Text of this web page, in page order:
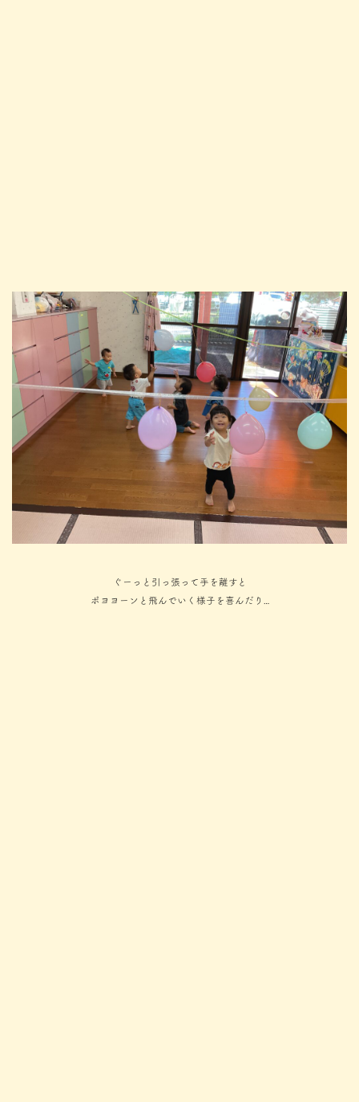
ぐーっと引っ張って手を離すと
ポヨヨーンと飛んでいく様子を喜んだり…